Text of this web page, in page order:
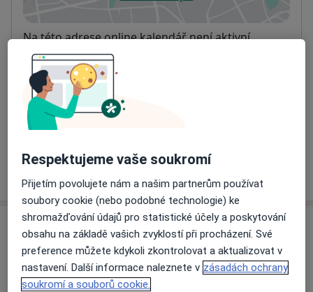
Dostupnost
Na této adrese online kalendář není aktivní
Co mám v takové situaci udělat?
Způsoby platby (soukromé návštěvy)
Na teto adrese lékař přijímá pacienty na pojišťovnu
Detaily
o adrese
Názory
Přidejte svůj názor
Respektujeme vaše soukromí
Přijetím povolujete nám a našim partnerům používat
soubory cookie (nebo podobné technologie) ke
shromažďování údajů pro statistické účely a poskytování
obsahu na základě vašich zvyklostí při procházení. Své
preference můžete kdykoli zkontrolovat a aktualizovat v
nastavení. Další informace naleznete v zásadách ochrany
soukromí a souborů cookie.